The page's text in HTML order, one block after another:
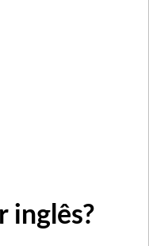
inglês?